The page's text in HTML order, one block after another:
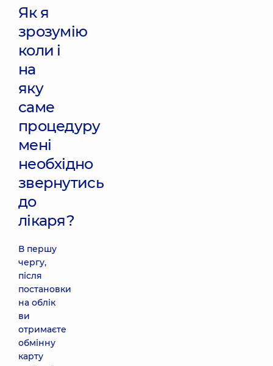
Як я
зрозумію
коли і
на
яку
саме
процедуру
мені
необхідно
звернутись
до
лікаря?
В першу
чергу,
після
постановки
на облік
ви
отримаєте
обмінну
карту